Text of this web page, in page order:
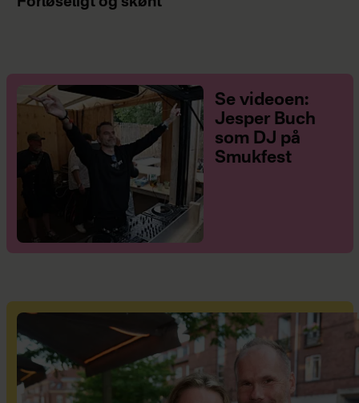
Se videoen:
Jesper Buch
som DJ på
Smukfest